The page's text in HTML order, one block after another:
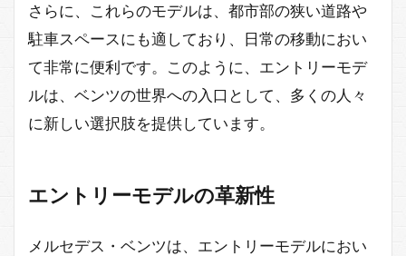
さらに、これらのモデルは、都市部の狭い道路や
駐車スペースにも適しており、日常の移動におい
て非常に便利です。このように、エントリーモデ
ルは、ベンツの世界への入口として、多くの人々
に新しい選択肢を提供しています。
エントリーモデルの革新性
メルセデス・ベンツは、エントリーモデルにおい